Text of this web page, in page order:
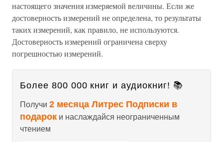
настоящего значения измеряемой величины. Если же
достоверность измерений не определена, то результаты
таких измерений, как правило, не используются.
Достоверность измерений ограничена сверху
погрешностью измерений.
Более 800 000 книг и аудиокниг! 📚
Получи 2 месяца Литрес Подписки в
подарок и наслаждайся неограниченным
чтением